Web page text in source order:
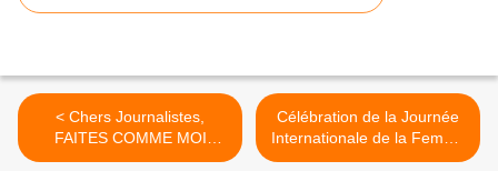
< Chers Journalistes,
FAITES COMME MOI
YERIMA Rachel
Célébration de la Journée
Internationale de la Femme
WILPF Togo exhorte les